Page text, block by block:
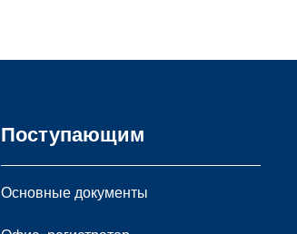
Поступающим
Основные документы